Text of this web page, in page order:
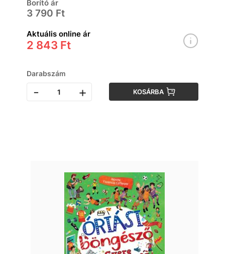
Borító ár
3 790 Ft
Aktuális online ár
2 843 Ft
Darabszám
- + KOSÁRBA